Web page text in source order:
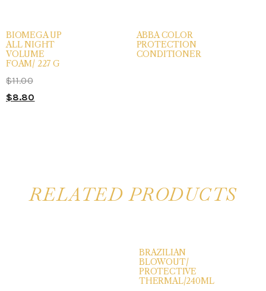
BIOMEGA UP
ALL NIGHT
VOLUME
FOAM/ 227 G
$11.00
$8.80
ABBA COLOR
PROTECTION
CONDITIONER
RELATED PRODUCTS
BRAZILIAN
BLOWOUT/
PROTECTIVE
THERMAL/240ML